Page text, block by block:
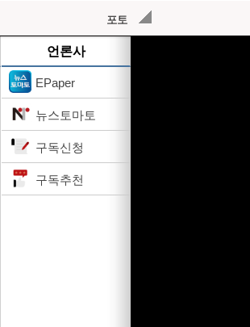
포토
언론사
EPaper
뉴스토마토
구독신청
구독추천